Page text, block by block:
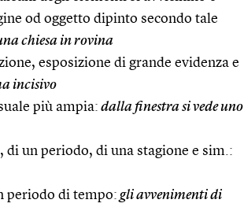
od oggetto dipinto secondo tale
chiesa in rovina
esposizione di grande evidenza e
incisivo
più ampia: dalla finestra si vede uno
di un periodo, di una stagione e sim.:
periodo di tempo: gli avvenimenti di